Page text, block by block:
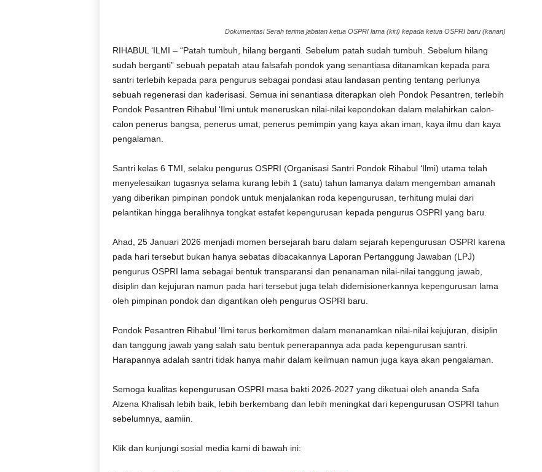
Dokumentasi Serah terima jabatan ketua OSPRI lama (kiri) kepada ketua OSPRI baru (kanan)
RIHABUL ‘ILMI – “Patah tumbuh, hilang berganti. Sebelum patah sudah tumbuh. Sebelum hilang
sudah berganti” sebuah pepatah atau falsafah pondok yang senantiasa ditanamkan kepada para
santri terlebih kepada para pengurus sebagai pondasi atau landasan penting tentang perlunya
sebuah regenerasi dan kaderisasi. Semua ini senantiasa diterapkan oleh Pondok Pesantren, terlebih
Pondok Pesantren Rihabul ‘Ilmi untuk meneruskan nilai-nilai kepondokan dalam melahirkan calon-
calon penerus bangsa, penerus umat, penerus pemimpin yang kaya akan iman, kaya ilmu dan kaya
pengalaman.
Santri kelas 6 TMI, selaku pengurus OSPRI (Organisasi Santri Pondok Rihabul ‘Ilmi) utama telah
menyelesaikan tugasnya selama kurang lebih 1 (satu) tahun lamanya dalam mengemban amanah
yang diberikan pimpinan pondok untuk menjalankan roda kepengurusan, terhitung mulai dari
pelantikan hingga beralihnya tongkat estafet kepengurusan kepada pengurus OSPRI yang baru.
Ahad, 25 Januari 2026 menjadi momen bersejarah baru dalam sejarah kepengurusan OSPRI karena
pada hari tersebut bukan hanya sebatas dibacakannya Laporan Pertanggung Jawaban (LPJ)
pengurus OSPRI lama sebagai bentuk transparansi dan penanaman nilai-nilai tanggung jawab,
disiplin dan kejujuran namun pada hari tersebut juga telah didemisionerkannya kepengurusan lama
oleh pimpinan pondok dan digantikan oleh pengurus OSPRI baru.
Pondok Pesantren Rihabul ‘Ilmi terus berkomitmen dalam menanamkan nilai-nilai kejujuran, disiplin
dan tanggung jawab yang salah satu bentuk penerapannya ada pada kepengurusan santri.
Harapannya adalah santri tidak hanya mahir dalam keilmuan namun juga kaya akan pengalaman.
Semoga kualitas kepengurusan OSPRI masa bakti 2026-2027 yang diketuai oleh ananda Safa
Alzena Khalisah lebih baik, lebih berkembang dan lebih meningkat dari kepengurusan OSPRI tahun
sebelumnya, aamiin.
Klik dan kunjungi sosial media kami di bawah ini: